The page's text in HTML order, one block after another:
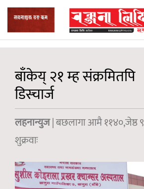
बाँकेय् २१ म्ह संक्रमितपि
डिस्चार्ज
लहनान्युज| बछलागा आमै ११४०,जेष्ठ ९
शुक्रवाः